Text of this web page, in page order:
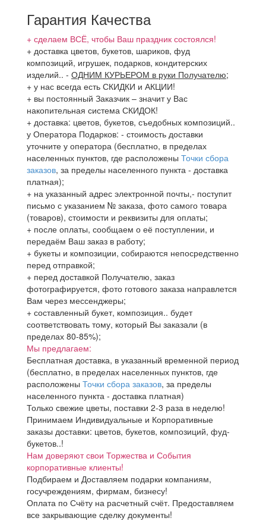
Гарантия Качества
+ сделаем ВСЁ, чтобы Ваш праздник состоялся!
+ доставка цветов, букетов, шариков, фуд
композиций, игрушек, подарков, кондитерских
изделий.. - ОДНИМ КУРЬЕРОМ в руки Получателю;
+ у нас всегда есть СКИДКИ и АКЦИИ!
+ вы постоянный Заказчик – значит у Вас
накопительная система СКИДОК!
+ доставка: цветов, букетов, съедобных композиций..
у Оператора Подарков: - стоимость доставки
уточните у оператора (бесплатно, в пределах
населенных пунктов, где расположены Точки сбора
заказов, за пределы населенного пункта - доставка
платная);
+ на указанный адрес электронной почты,- поступит
письмо с указанием № заказа, фото самого товара
(товаров), стоимости и реквизиты для оплаты;
+ после оплаты, сообщаем о её поступлении, и
передаём Ваш заказ в работу;
+ букеты и композиции, собираются непосредственно
перед отправкой;
+ перед доставкой Получателю, заказ
фотографируется, фото готового заказа направлется
Вам через мессенджеры;
+ составленный букет, композиция.. будет
соответствовать тому, который Вы заказали (в
пределах 80-85%);
Мы предлагаем:
Бесплатная доставка, в указанный временной период
(бесплатно, в пределах населенных пунктов, где
расположены Точки сбора заказов, за пределы
населенного пункта - доставка платная)
Только свежие цветы, поставки 2-3 раза в неделю!
Принимаем Индивидуальные и Корпоративные
заказы доставки: цветов, букетов, композиций, фуд-
букетов..!
Нам доверяют свои Торжества и События
корпоративные клиенты!
Подбираем и Доставляем подарки компаниям,
госучреждениям, фирмам, бизнесу!
Оплата по Счёту на расчетный счёт. Предоставляем
все закрывающие сделку документы!